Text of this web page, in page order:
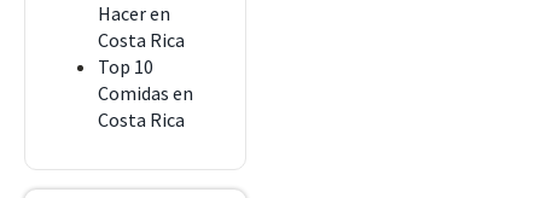
Hacer en
Costa Rica
Top 10
Comidas en
Costa Rica